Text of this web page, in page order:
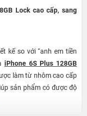
Lock cao cấp, sang
kế so với “anh em tiền
iPhone 6S Plus 128GB
làm từ nhôm cao cấp
sản phẩm có được độ